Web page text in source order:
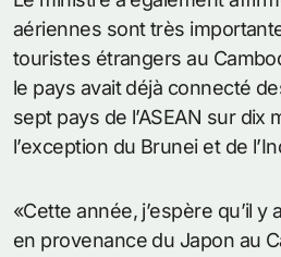
aériennes sont très
touristes étrangers au
le pays avait déjà connecté
sept pays de l’ASEAN sur dix
l’exception du Brunei et de
«Cette année, j’espère qu’il
en provenance du Japon au